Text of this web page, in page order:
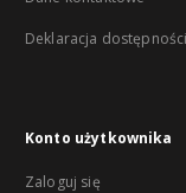
Deklaracja dostępności
Konto użytkownika
Zaloguj się